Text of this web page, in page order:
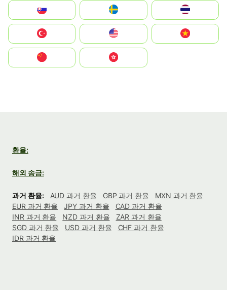
United States
中國香港特別行政區
환율:
해외 송금:
과거 환율: AUD 과거 환율 GBP 과거 환율
MXN 과거 환율
EUR 과거 환율
JPY 과거 환율
CAD 과거 환율
INR 과거 환율
NZD 과거 환율
ZAR 과거 환율
SGD 과거 환율
USD 과거 환율
CHF 과거 환율
IDR 과거 환율